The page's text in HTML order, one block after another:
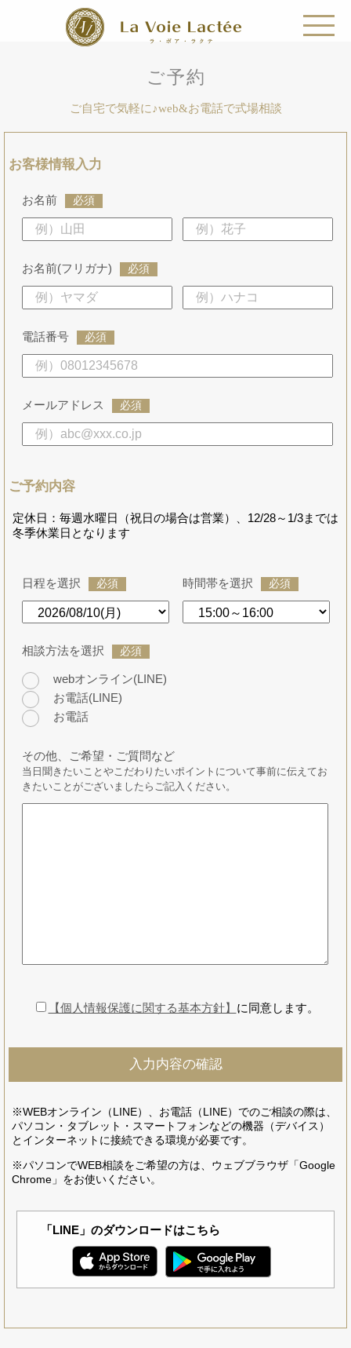
ご予約
ご自宅で気軽に♪web&お電話で式場相談
お客様情報入力
お名前 必須
お名前(フリガナ) 必須
電話番号 必須
メールアドレス 必須
ご予約内容
定休日：毎週水曜日（祝日の場合は営業）、12/28～1/3までは
冬季休業日となります
日程を選択 必須 時間帯を選択 必須
相談方法を選択 必須
webオンライン(LINE)
お電話(LINE)
お電話
その他、ご希望・ご質問など
当日聞きたいことやこだわりたいポイントについて事前に伝えてお
きたいことがございましたらご記入ください。
【個人情報保護に関する基本方針】 に同意します。
※WEBオンライン（LINE）、お電話（LINE）でのご相談の際は、
パソコン・タブレット・スマートフォンなどの機器（デバイス）
とインターネットに接続できる環境が必要です。
※パソコンでWEB相談をご希望の方は、ウェブブラウザ「Google
Chrome」をお使いください。
「LINE」のダウンロードはこちら